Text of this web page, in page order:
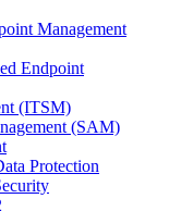
Management
Endpoint
(ITSM)
(SAM)
Protection